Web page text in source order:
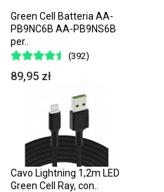
Green Cell Batteria AA-
PB9NC6B AA-PB9NS6B
per..
(392)
89,95 zł
Cavo Lightning 1,2m LED
Green Cell Ray, con..